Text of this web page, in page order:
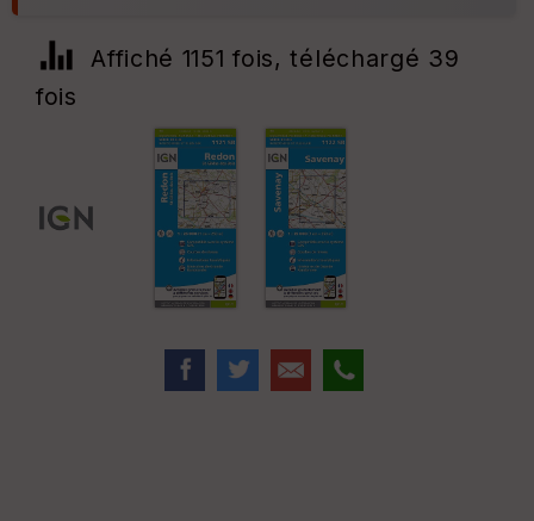
Affiché 1151 fois, téléchargé 39
fois